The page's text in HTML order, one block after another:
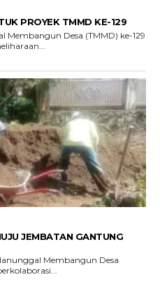
PROYEK TMMD KE-129
Membangun Desa (TMMD) ke-129
JEMBATAN GANTUNG
Membangun Desa